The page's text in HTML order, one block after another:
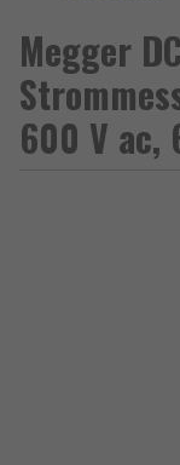
Megger
600 V ac,